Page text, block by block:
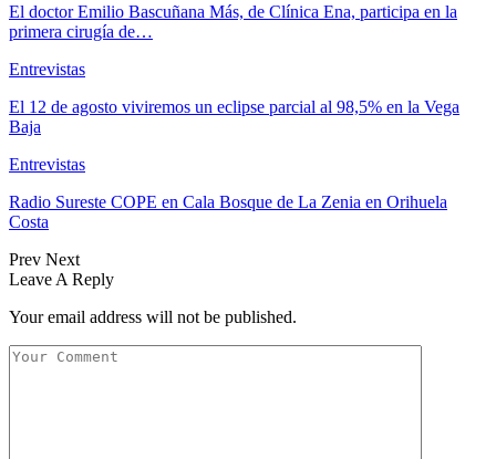
El doctor Emilio Bascuñana Más, de Clínica Ena, participa en la
primera cirugía de…
Entrevistas
El 12 de agosto viviremos un eclipse parcial al 98,5% en la Vega
Baja
Entrevistas
Radio Sureste COPE en Cala Bosque de La Zenia en Orihuela
Costa
Prev Next
Leave A Reply
Your email address will not be published.